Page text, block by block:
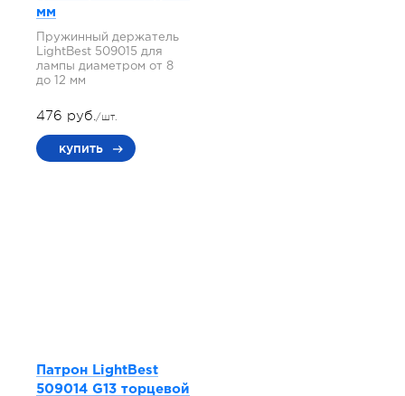
мм
Пружинный держатель
LightBest 509015 для
лампы диаметром от 8
до 12 мм
476 руб./шт.
купить
Патрон LightBest
509014 G13 торцевой